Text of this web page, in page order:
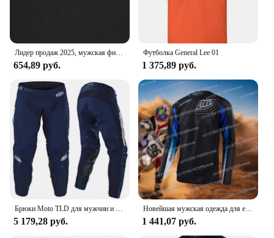
|Wholesale|Vendors|
**Unmatched Durability and Style**
The TROY LEE DESIGNS Jersey is not just a piece
of clothing; it's a statement of your commitment to
the sport. Crafted from a robust polyester blend, this
jersey is engineered to withstand the rigors of
motocross, dirt biking, and other extreme sports.
The high-quality fabric ensures that you stay
protected while also providing a comfortable fit that
moves with you. The bold, athletic design featuring
the iconic TROY LEE DESIGNS graphics is a
testament to the brand's commitment to quality and
**Performance-Driven Comfort**
Лидер продаж 2025, мужская фирменная футболка с коротким рукавом Troy moto Lee Designs, рубашка для мотокросса Dirtbike, рубашка для горного велосипеда, для взрослых
654,89 руб.
Футболка General Lee 01
1 375,89 руб.
Брюки Moto TLD для мужчин и женщин, мотоциклетные брюки для езды на мотоцикле, локомотивы для пересеченной местности, внедорожные брюки
5 179,28 руб.
Новейшая мужская одежда для езды по бездорожью с принтом TLD, спортивная одежда для горного велосипеда Speed Descent
1 441,07 руб.